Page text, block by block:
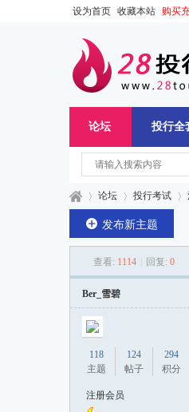
设为首页 收藏本站 购买
论坛 投行全
论坛
›
投行考试
›
发布新主题
查看: 1114 回复: 0
Ber_雪碧
118
主题
124
帖子
294
积分
注册会员